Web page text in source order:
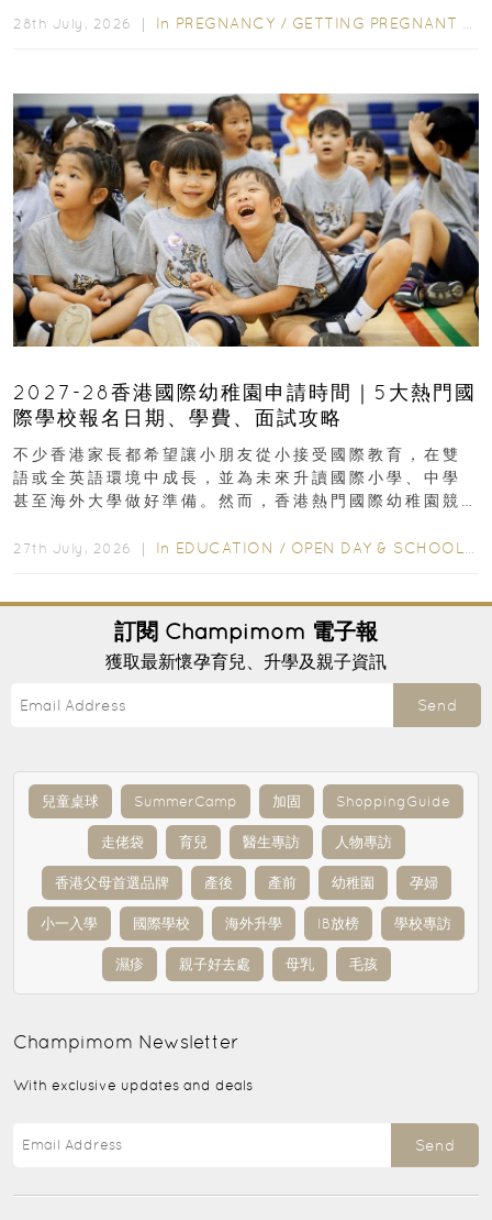
28th July, 2026 ｜ In PREGNANCY / GETTING PREGNANT
2027-28香港國際幼稚園申請時間｜5大熱門國
際學校報名日期、學費、面試攻略
不少香港家長都希望讓小朋友從小接受國際教育，在雙
語或全英語環境中成長，並為未來升讀國際小學、中學
甚至海外大學做好準備。然而，香港熱門國際幼稚園競
27th July, 2026 ｜ In EDUCATION / OPEN DAY & SCHOOL EVENTS
訂閱 Champimom 電子報
獲取最新懷孕育兒、升學及親子資訊
Send
兒童桌球 SummerCamp 加固 ShoppingGuide
走佬袋 育兒 醫生專訪 人物專訪
香港父母首選品牌 產後 產前 幼稚園 孕婦
小一入學 國際學校 海外升學 IB放榜 學校專訪
濕疹 親子好去處 母乳 毛孩
Champimom Newsletter
With exclusive updates and deals
Send